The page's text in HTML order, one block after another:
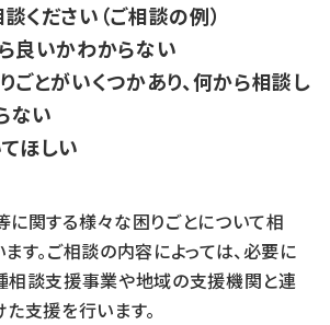
ください（ご相談の例）
良いかわからない
ごとがいくつかあり、何から相談し
ない
ほしい
関する様々な困りごとについて相
す。ご相談の内容によっては、必要に
相談支援事業や地域の支援機関と連
支援を行います。